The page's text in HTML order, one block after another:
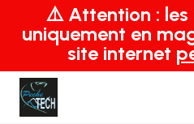
⚠️ Attention : les
uniquement en
site internet